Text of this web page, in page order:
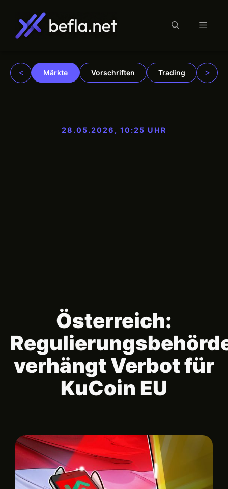
springen
Menü
< Märkte Vorschriften Trading >
28.05.2026, 10:25 UHR
Österreich:
verhängt Verbot für
KuCoin EU